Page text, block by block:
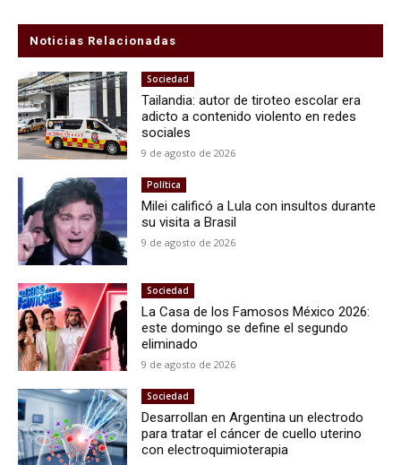
Noticias Relacionadas
Sociedad
Tailandia: autor de tiroteo escolar era
adicto a contenido violento en redes
sociales
9 de agosto de 2026
Política
Milei calificó a Lula con insultos durante
su visita a Brasil
9 de agosto de 2026
Sociedad
La Casa de los Famosos México 2026:
este domingo se define el segundo
eliminado
9 de agosto de 2026
Sociedad
Desarrollan en Argentina un electrodo
para tratar el cáncer de cuello uterino
con electroquimioterapia